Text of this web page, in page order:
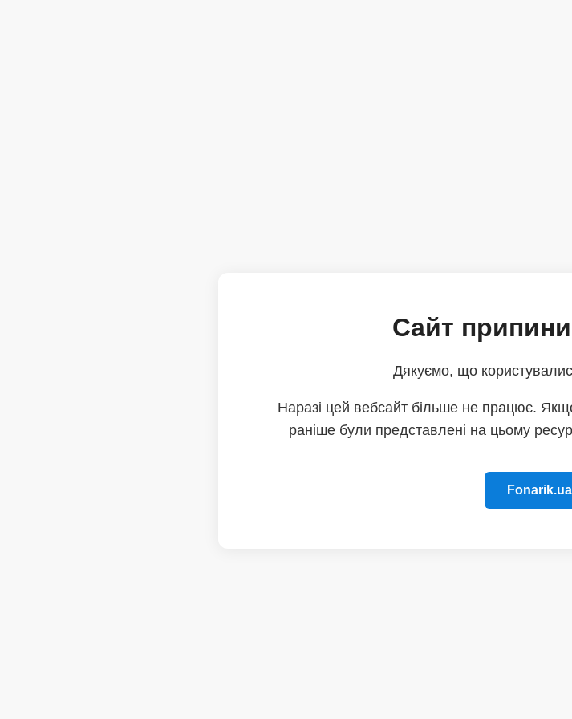
Сайт
Дякуємо, що
Наразі цей вебсайт більше не працює.
раніше були представлені на цьому
Fonarik.ua